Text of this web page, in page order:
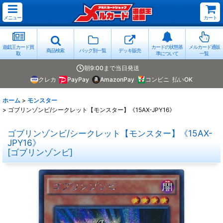
メニュー カート
遊戯王カード買
取
商品検索 パック別一覧 デッキ販売
カードの状態基
準について
メルカード通販
一覧
朝9:00まで当日発送
クレカ
PayPay AmazonPay コンビニ 払いOK
ホーム > モンスター
> ゴブリンゾンビ/シークレット【モンスター】《15AX-JPY16》
ゴブリンゾンビ/シークレット【モンスター】《15AX-
JPY16》
[ゴブリンゾンビ]